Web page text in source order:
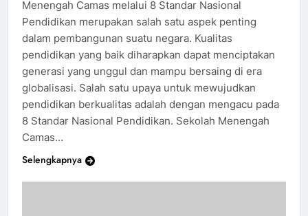
Menengah Camas melalui 8 Standar Nasional
Pendidikan merupakan salah satu aspek penting
dalam pembangunan suatu negara. Kualitas
pendidikan yang baik diharapkan dapat menciptakan
generasi yang unggul dan mampu bersaing di era
globalisasi. Salah satu upaya untuk mewujudkan
pendidikan berkualitas adalah dengan mengacu pada
8 Standar Nasional Pendidikan. Sekolah Menengah
Camas…
Selengkapnya